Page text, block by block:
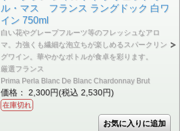
ル・マス フランス ラングドック 白ワ
イン 750ml
白い花やグレープフルーツ等のフレッシュなアロ
マ。力強くも繊細な泡立ちが楽しめるスパークリン
グワイン。華やかなボトルが食卓を彩ります。
厳選フランス
Prima Perla Blanc De Blanc Chardonnay Brut
価格： 2,300円(税込 2,530円)
在庫切れ